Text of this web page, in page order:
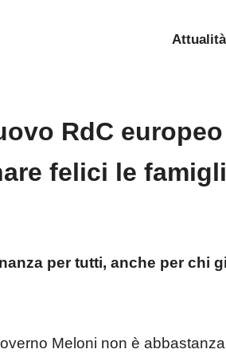
Attualità
RdC
felici le
per tutti, anche per chi
Meloni non è